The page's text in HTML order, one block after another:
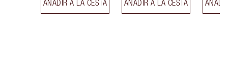
AÑADIR A LA CESTA AÑADIR A LA CESTA